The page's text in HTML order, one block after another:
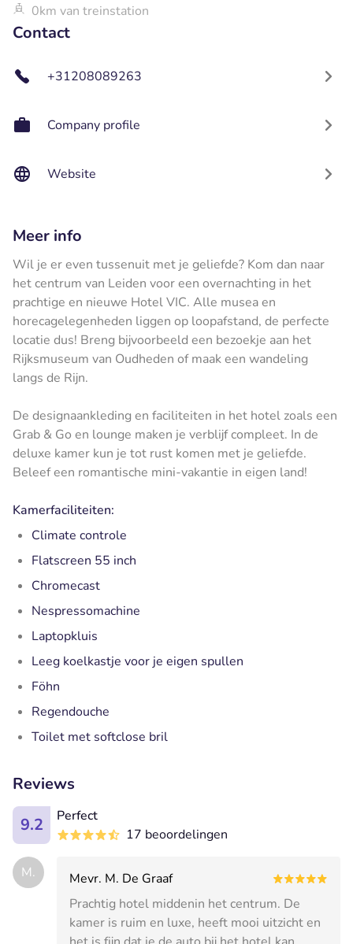
0km van treinstation
Contact
+31208089263
Company profile
Website
Meer info
Wil je er even tussenuit met je geliefde? Kom dan naar
het centrum van Leiden voor een overnachting in het
prachtige en nieuwe Hotel VIC. Alle musea en
horecagelegenheden liggen op loopafstand, de perfecte
locatie dus! Breng bijvoorbeeld een bezoekje aan het
Rijksmuseum van Oudheden of maak een wandeling
langs de Rijn.
De designaankleding en faciliteiten in het hotel zoals een
Grab & Go en lounge maken je verblijf compleet. In de
deluxe kamer kun je tot rust komen met je geliefde.
Beleef een romantische mini-vakantie in eigen land!
Kamerfaciliteiten:
Climate controle
Flatscreen 55 inch
Chromecast
Nespressomachine
Laptopkluis
Leeg koelkastje voor je eigen spullen
Föhn
Regendouche
Toilet met softclose bril
Reviews
9.2
Perfect
17 beoordelingen
M.
Mevr. M. De Graaf
Prachtig hotel middenin het centrum. De
kamer is ruim en luxe, heeft mooi uitzicht en